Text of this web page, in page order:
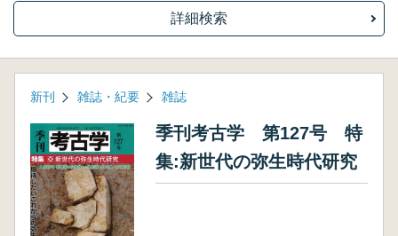
詳細検索
新刊 雑誌・紀要 雑誌
季刊考古学 第127号 特
集:新世代の弥生時代研究